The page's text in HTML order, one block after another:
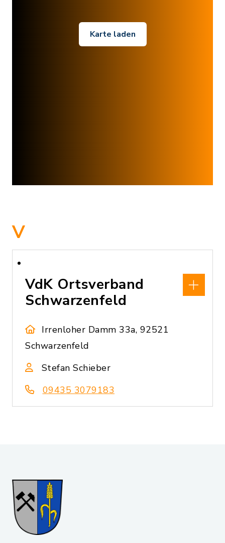
Karte laden
V
VdK Ortsverband
Schwarzenfeld
Irrenloher Damm 33a, 92521
Schwarzenfeld
Stefan Schieber
09435 3079183